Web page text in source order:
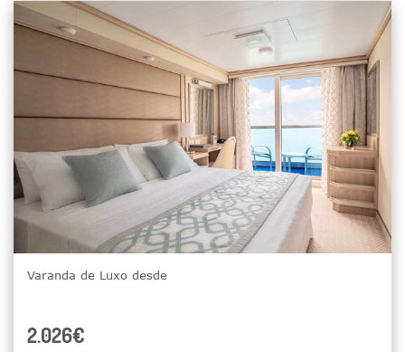
Varanda de Luxo desde
2.026€